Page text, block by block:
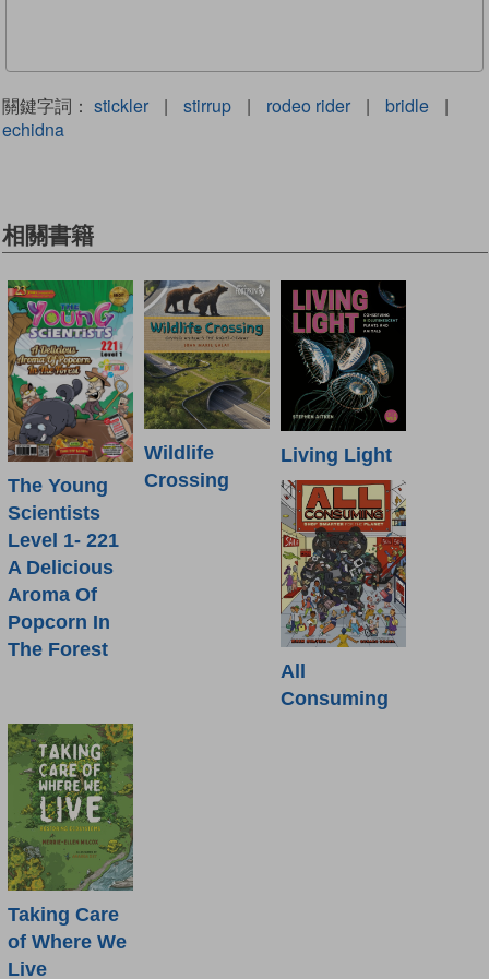
關鍵字詞： stickler | stirrup | rodeo rider | bridle
|
echidna
相關書籍
The Young
Scientists
Level 1- 221
A Delicious
Aroma Of
Popcorn In
The Forest
Wildlife
Crossing
Living Light
All
Consuming
Taking Care
of Where We
Live